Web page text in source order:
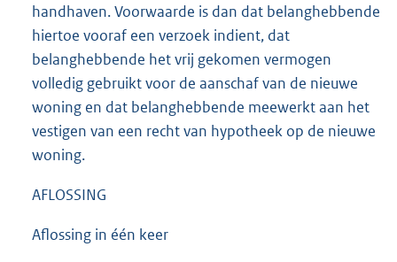
handhaven. Voorwaarde is dan dat belanghebbende
hiertoe vooraf een verzoek indient, dat
belanghebbende het vrij gekomen vermogen
volledig gebruikt voor de aanschaf van de nieuwe
woning en dat belanghebbende meewerkt aan het
vestigen van een recht van hypotheek op de nieuwe
woning.
AFLOSSING
Aflossing in één keer